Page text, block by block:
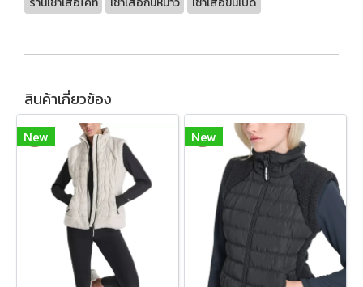
สินค้าเกี่ยวข้อง
New New